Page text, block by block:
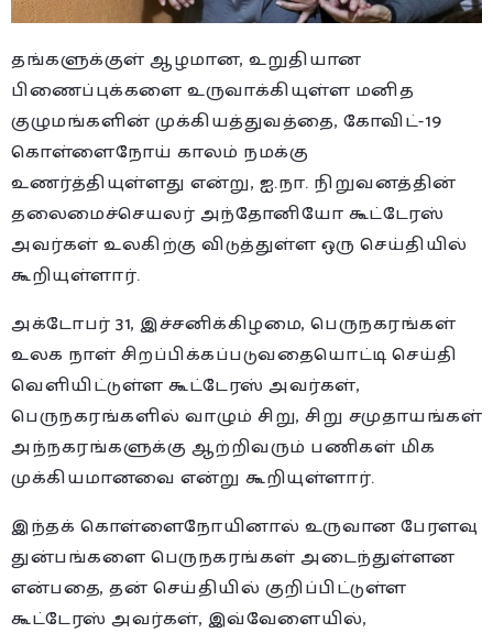
தங்களுக்குள் ஆழமான, உறுதியான
பிணைப்புக்களை உருவாக்கியுள்ள மனித
குழுமங்களின் முக்கியத்துவத்தை, கோவிட்-19
கொள்ளைநோய் காலம் நமக்கு
உணர்த்தியுள்ளது என்று, ஐ.நா. நிறுவனத்தின்
தலைமைச்செயலர் அந்தோனியோ கூட்டேரஸ்
அவர்கள் உலகிற்கு விடுத்துள்ள ஒரு செய்தியில்
கூறியுள்ளார்.
அக்டோபர் 31, இச்சனிக்கிழமை, பெருநகரங்கள்
உலக நாள் சிறப்பிக்கப்படுவதையொட்டி செய்தி
வெளியிட்டுள்ள கூட்டேரஸ் அவர்கள்,
பெருநகரங்களில் வாழும் சிறு, சிறு சமுதாயங்கள்
அந்நகரங்களுக்கு ஆற்றிவரும் பணிகள் மிக
முக்கியமானவை என்று கூறியுள்ளார்.
இந்தக் கொள்ளைநோயினால் உருவான பேரளவு
துன்பங்களை பெருநகரங்கள் அடைந்துள்ளன
என்பதை, தன் செய்தியில் குறிப்பிட்டுள்ள
கூட்டேரஸ் அவர்கள், இவ்வேளையில்,